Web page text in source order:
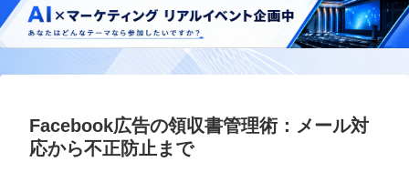
Facebook広告の領収書管理術：メール対
応から不正防止まで